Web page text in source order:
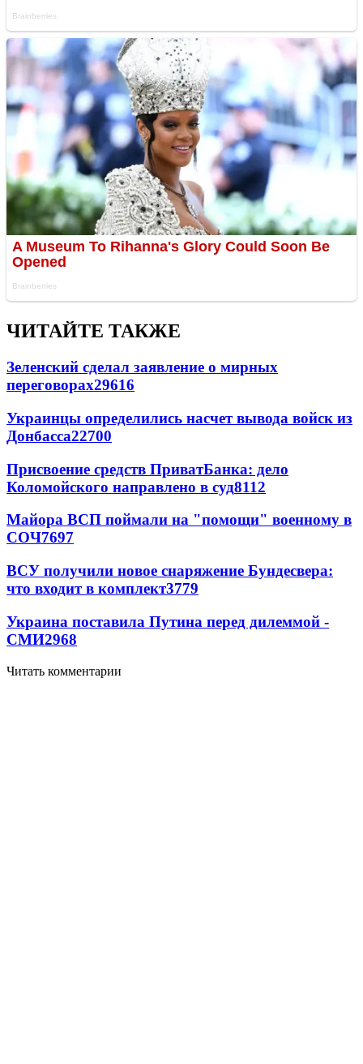
ЧИТАЙТЕ ТАКЖЕ
Зеленский сделал заявление о мирных
переговорах29616
Украинцы определились насчет вывода войск из
Донбасса22700
Присвоение средств ПриватБанка: дело
Коломойского направлено в суд8112
Майора ВСП поймали на "помощи" военному в
СОЧ7697
ВСУ получили новое снаряжение Бундесвера:
что входит в комплект3779
Украина поставила Путина перед дилеммой -
СМИ2968
Читать комментарии